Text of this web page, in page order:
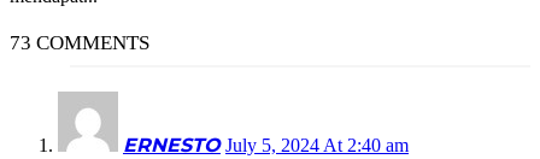
73 COMMENTS
ERNESTO July 5, 2024 At 2:40 am